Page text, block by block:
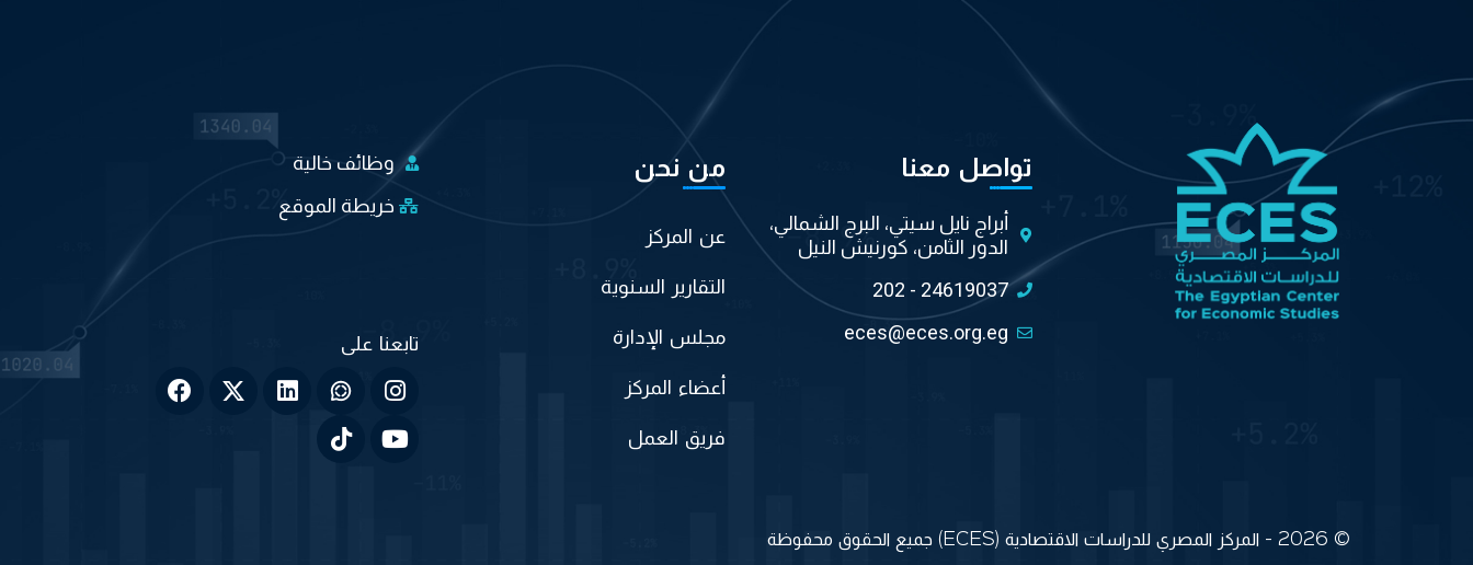
تواصل معنا
أبراج نايل سيتي، البرج الشمالي،
الدور الثامن، كورنيش النيل
202 - 24619037
eces@eces.org.eg
من نحن
عن المركز
التقارير السنوية
مجلس الإدارة
أعضاء المركز
فريق العمل
وظائف خالية
خريطة الموقع
© 2026 - المركز المصري للدراسات الاقتصادية (ECES) جميع الحقوق محفوظة